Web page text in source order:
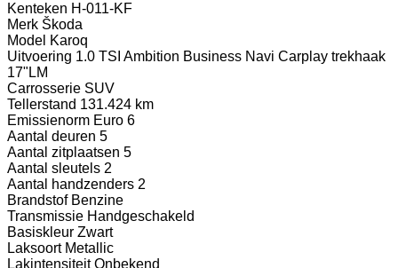
Kenteken H-011-KF
Merk Škoda
Model Karoq
Uitvoering 1.0 TSI Ambition Business Navi Carplay trekhaak
17"LM
Carrosserie SUV
Tellerstand 131.424 km
Emissienorm Euro 6
Aantal deuren 5
Aantal zitplaatsen 5
Aantal sleutels 2
Aantal handzenders 2
Brandstof Benzine
Transmissie Handgeschakeld
Basiskleur Zwart
Laksoort Metallic
Lakintensiteit Onbekend